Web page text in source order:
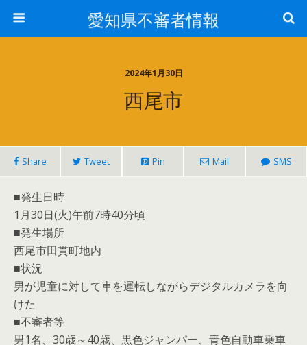
愛知県不審者情報
2024年1月30日
西尾市
Share Tweet Pin Mail SMS
■発生日時
1月30日(火)午前7時40分頃
■発生場所
西尾市田貫町地内
■状況
男が児童に対して車を運転しながらデジタルカメラを向
けた
■不審者等
男1名、30歳～40歳、黒色ジャンパー、青色自動車乗車